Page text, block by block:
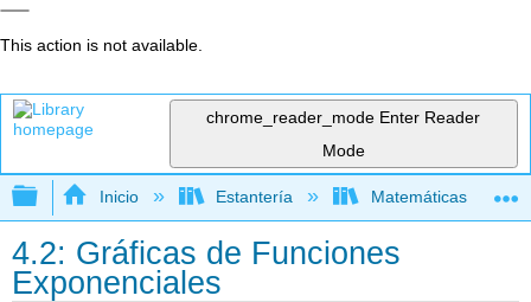
This action is not available.
chrome_reader_mode Enter Reader
Mode
Expandir/contraer jerarquía global
Inicio Estantería Matemáticas
4.2: Gráficas de Funciones
Exponenciales